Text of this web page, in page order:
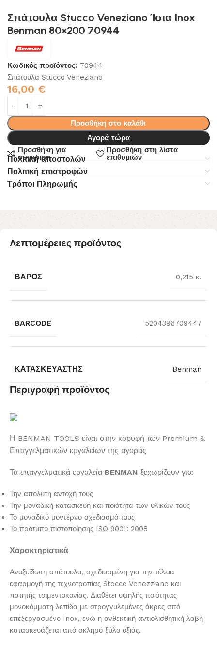
Σπάτουλα Stucco Veneziano Ίσια Inox
Benman 80×200 70944
Κωδικός προϊόντος: 70944
Σπάτουλα Stucco Veneziano
16,00 €
Προσθήκη στο καλάθι
Αγορά τώρα
Προσθήκη για
σύγκριση
Προσθήκη στη λίστα
επιθυμιών
Πολιτική αποστολών
Πολιτική επιστροφών
Τρόποι Πληρωμής
Λεπτομέρειες προϊόντος
ΒΆΡΟΣ 0,215 κ.
BARCODE 5204396709447
ΚΑΤΑΣΚΕΥΑΣΤΉΣ Benman
Περιγραφή προϊόντος
Η BENMAN TOOLS είναι στην κορυφή των Premium &
Επαγγελματικών εργαλείων της αγοράς
Τα επαγγελματικά εργαλεία BENMAN ξεχωρίζουν για:
Την απόλυτη αντοχή τους
Την μοναδική κατασκευή και ποιότητα των υλικών τους
Το μοναδικό μοντέρνο σχεδιασμό τους
Το πρότυπο πιστοποίησης ISO 9001: 2008
Χαρακτηριστικά
Ανοξείδωτη σπάτουλα, σχεδιασμένη για την τέλεια
εφαρμογή της τεχνοτροπίας Stocco Venezziano και
πατητής τσιμεντοκονίας. Διαθέτει υψηλής ποιότητας
μονοκόμματη λεπίδα με στρογγυλεμένες άκρες από
επεξεργασμένο Inox, ενώ η ανθεκτική αντιολισθητική λαβή
κατασκευάζεται από σκληρό ξύλο οξιάς.